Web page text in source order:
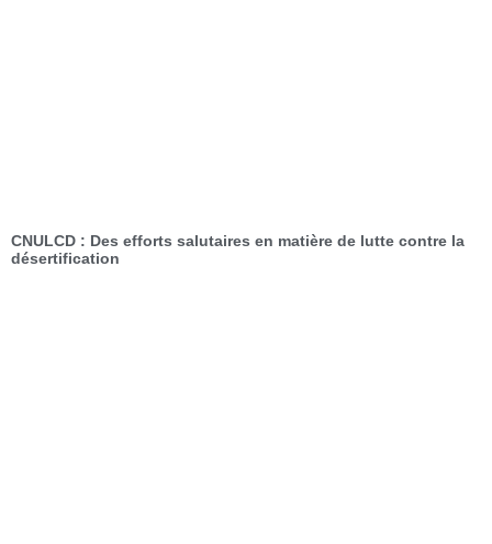
CNULCD : Des efforts salutaires en matière de lutte contre la
désertification